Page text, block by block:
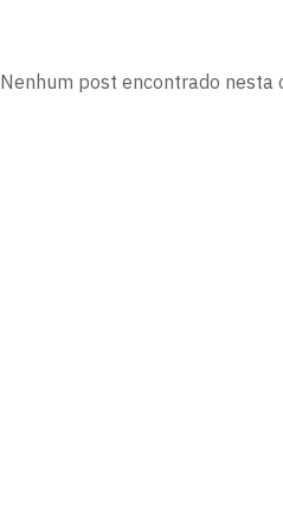
Nenhum post encontrado nesta